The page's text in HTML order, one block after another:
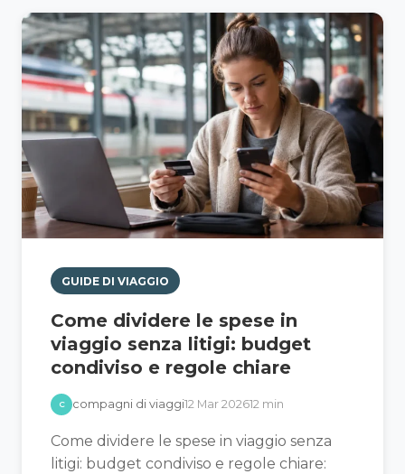
GUIDE DI VIAGGIO
Come dividere le spese in
viaggio senza litigi: budget
condiviso e regole chiare
C compagni di viaggi12 Mar 202612 min
Come dividere le spese in viaggio senza
litigi: budget condiviso e regole chiare: